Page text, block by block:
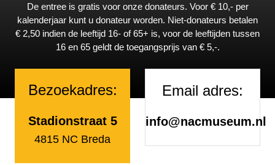
De entree is gratis voor onze donateurs. Voor € 10,- per
kalenderjaar kunt u donateur worden. Niet-donateurs betalen
€ 2,50 indien de leeftijd 16- of 65+ is, voor de leeftijden tussen
16 en 65 geldt de toegangsprijs van € 5,-.
Bezoekadres:
Stadionstraat 5
4815 NC Breda
Email adres:
info@nacmuseum.nl